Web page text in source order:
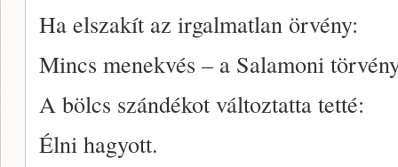
Ha elszakít az irgalmatlan örvény:
Mincs menekvés – a Salamoni
A bölcs szándékot változtatta tetté:
Élni hagyott.